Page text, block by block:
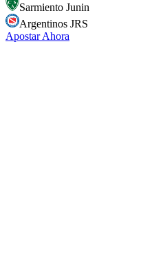
Sarmiento Junin
Argentinos JRS
Apostar Ahora